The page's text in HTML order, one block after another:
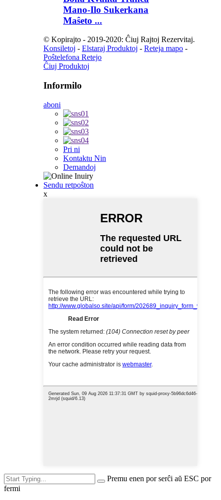
Mano-Ilo Sukerkana
Maŝeto ...
© Kopirajto - 2019-2020: Ĉiuj Rajtoj Rezervitaj.
Konsiletoj - Elstaraj Produktoj - Reteja mapo -
Poŝtelefona Retejo
Ĉiuj Produktoj
Informilo
aboni
Pri ni
Kontaktu Nin
Demandoj
Sendu retpoŝton
x
Premu enen por serĉi aŭ ESC por
fermi